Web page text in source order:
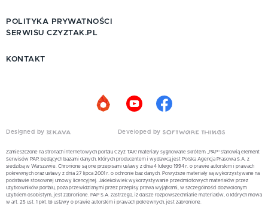
POLITYKA PRYWATNOŚCI
SERWISU CZYZTAK.PL
KONTAKT
Designed by Developed by
Zamieszczone na stronach internetowych portalu Czyż TAK! materiały sygnowane skrótem „PAP” stanowią element
Serwisów PAP, będących bazami danych, których producentem i wydawcą jest Polska Agencja Prasowa S.A. z
siedzibą w Warszawie. Chronione są one przepisami ustawy z dnia 4 lutego 1994 r. o prawie autorskim i prawach
pokrewnych oraz ustawy z dnia 27 lipca 2001 r. o ochronie baz danych. Powyższe materiały są wykorzystywane na
podstawie stosownej umowy licencyjnej. Jakiekolwiek wykorzystywanie przedmiotowych materiałów przez
użytkowników portalu, poza przewidzianymi przez przepisy prawa wyjątkami, w szczególności dozwolonym
użytkiem osobistym, jest zabronione. PAP S.A. zastrzega, iż dalsze rozpowszechnianie materiałów, o których mowa
w art. 25 ust. 1 pkt. b) ustawy o prawie autorskim i prawach pokrewnych, jest zabronione.